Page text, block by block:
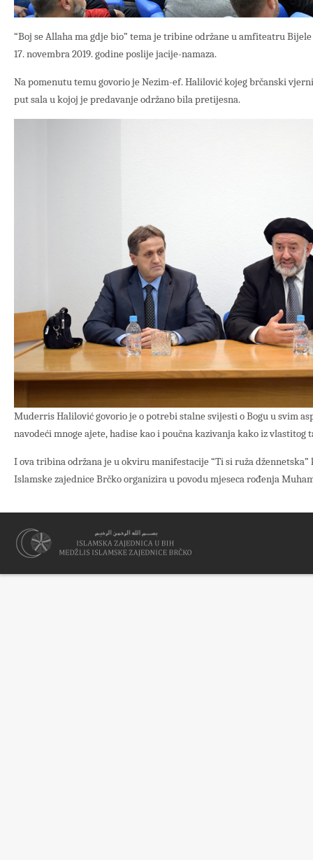
“Boj se Allaha ma gdje bio” tema je tribine održane u amfiteatru
17. novembra 2019. godine poslije jacije-namaza.
Na pomenutu temu govorio je Nezim-ef. Halilović kojeg brčanski
put sala u kojoj je predavanje održano bila pretijesna.
Muderris Halilović govorio je o potrebi stalne svijesti o Bogu u svim
navodeći mnoge ajete, hadise kao i poučna kazivanja kako iz vlastitog
I ova tribina održana je u okviru manifestacije “Ti si ruža džennetska”
Islamske zajednice Brčko organizira u povodu mjeseca rođenja